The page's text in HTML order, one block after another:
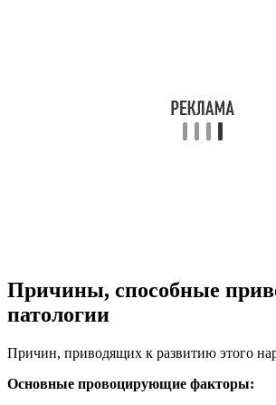
Причины, способные
патологии
Причин, приводящих к развитию этого
Основные провоцирующие факторы: